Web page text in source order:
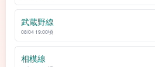
武蔵野線
08/04 19:00頃
相模線